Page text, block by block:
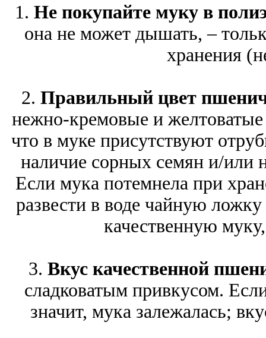
1. Не покупайте муку в
она не может дышать, –
хранения
2. Правильный цвет
нежно-кремовые и
что в муке присутствуют
наличие сорных семян и/или
Если мука потемнела при
развести в воде чайную
качественную
3. Вкус качественной
сладковатым привкусом.
значит, мука залежалась;